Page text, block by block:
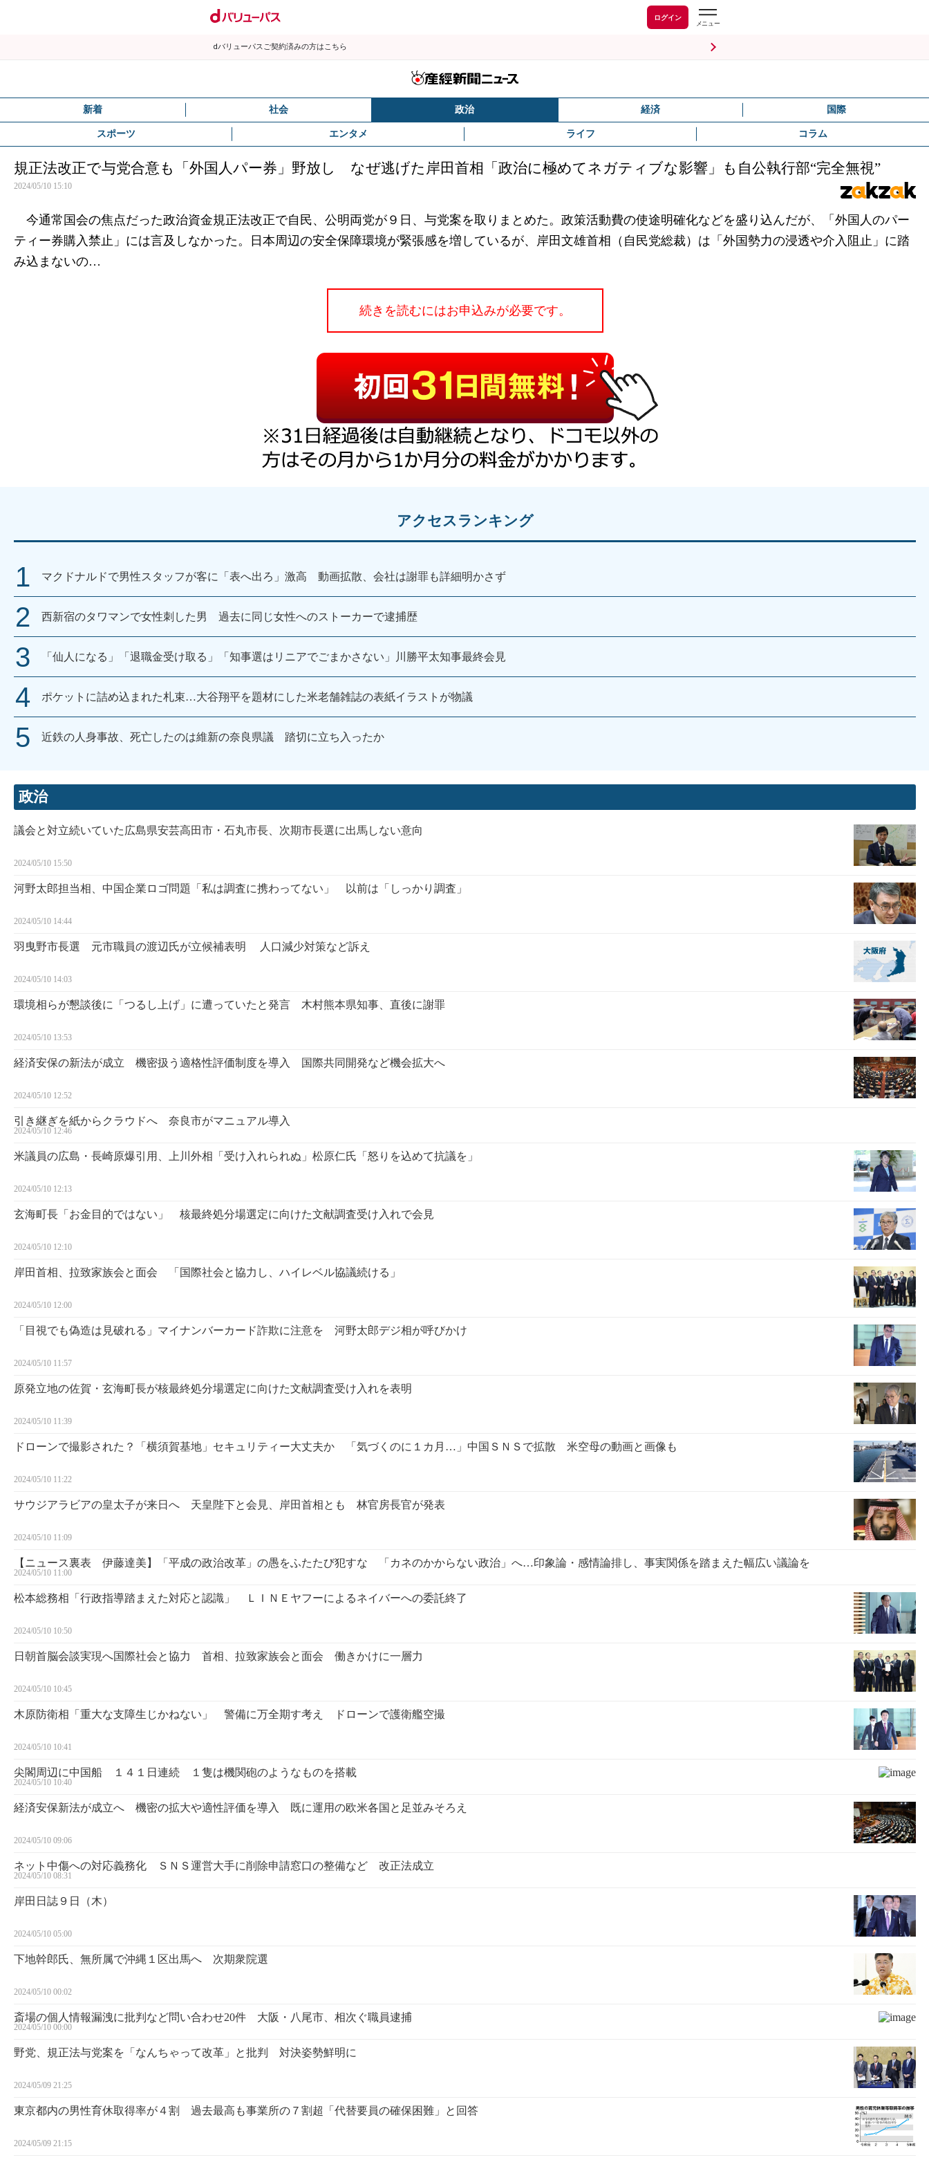
ログイン
dバリューパスご契約済みの方はこちら
新着 社会 政治 経済 国際
スポーツ エンタメ ライフ コラム
規正法改正で与党合意も「外国人パー券」野放し なぜ逃げた岸田首相「政治に極めてネガティブな影響」も自公執行部“完全無視”
2024/05/10 15:10
今通常国会の焦点だった政治資金規正法改正で自民、公明両党が９日、与党案を取りまとめた。政策活動費の使途明確化などを盛り込んだが、「外国人のパー
ティー券購入禁止」には言及しなかった。日本周辺の安全保障環境が緊張感を増しているが、岸田文雄首相（自民党総裁）は「外国勢力の浸透や介入阻止」に踏
み込まないの…
続きを読むにはお申込みが必要です。
アクセスランキング
マクドナルドで男性スタッフが客に「表へ出ろ」激高 動画拡散、会社は謝罪も詳細明かさず
西新宿のタワマンで女性刺した男 過去に同じ女性へのストーカーで逮捕歴
「仙人になる」「退職金受け取る」「知事選はリニアでごまかさない」川勝平太知事最終会見
ポケットに詰め込まれた札束…大谷翔平を題材にした米老舗雑誌の表紙イラストが物議
近鉄の人身事故、死亡したのは維新の奈良県議 踏切に立ち入ったか
政治
議会と対立続いていた広島県安芸高田市・石丸市長、次期市長選に出馬しない意向
2024/05/10 15:50
河野太郎担当相、中国企業ロゴ問題「私は調査に携わってない」 以前は「しっかり調査」
2024/05/10 14:44
羽曳野市長選 元市職員の渡辺氏が立候補表明 人口減少対策など訴え
2024/05/10 14:03
環境相らが懇談後に「つるし上げ」に遭っていたと発言 木村熊本県知事、直後に謝罪
2024/05/10 13:53
経済安保の新法が成立 機密扱う適格性評価制度を導入 国際共同開発など機会拡大へ
2024/05/10 12:52
引き継ぎを紙からクラウドへ 奈良市がマニュアル導入
2024/05/10 12:46
米議員の広島・長崎原爆引用、上川外相「受け入れられぬ」松原仁氏「怒りを込めて抗議を」
2024/05/10 12:13
玄海町長「お金目的ではない」 核最終処分場選定に向けた文献調査受け入れで会見
2024/05/10 12:10
岸田首相、拉致家族会と面会 「国際社会と協力し、ハイレベル協議続ける」
2024/05/10 12:00
「目視でも偽造は見破れる」マイナンバーカード詐欺に注意を 河野太郎デジ相が呼びかけ
2024/05/10 11:57
原発立地の佐賀・玄海町長が核最終処分場選定に向けた文献調査受け入れを表明
2024/05/10 11:39
ドローンで撮影された？「横須賀基地」セキュリティー大丈夫か 「気づくのに１カ月…」中国ＳＮＳで拡散 米空母の動画と画像も
2024/05/10 11:22
サウジアラビアの皇太子が来日へ 天皇陛下と会見、岸田首相とも 林官房長官が発表
2024/05/10 11:09
【ニュース裏表 伊藤達美】「平成の政治改革」の愚をふたたび犯すな 「カネのかからない政治」へ…印象論・感情論排し、事実関係を踏まえた幅広い議論を
2024/05/10 11:00
松本総務相「行政指導踏まえた対応と認識」 ＬＩＮＥヤフーによるネイバーへの委託終了
2024/05/10 10:50
日朝首脳会談実現へ国際社会と協力 首相、拉致家族会と面会 働きかけに一層力
2024/05/10 10:45
木原防衛相「重大な支障生じかねない」 警備に万全期す考え ドローンで護衛艦空撮
2024/05/10 10:41
尖閣周辺に中国船 １４１日連続 １隻は機関砲のようなものを搭載
2024/05/10 10:40
経済安保新法が成立へ 機密の拡大や適性評価を導入 既に運用の欧米各国と足並みそろえ
2024/05/10 09:06
ネット中傷への対応義務化 ＳＮＳ運営大手に削除申請窓口の整備など 改正法成立
2024/05/10 08:31
岸田日誌９日（木）
2024/05/10 05:00
下地幹郎氏、無所属で沖縄１区出馬へ 次期衆院選
2024/05/10 00:02
斎場の個人情報漏洩に批判など問い合わせ20件 大阪・八尾市、相次ぐ職員逮捕
2024/05/10 00:00
野党、規正法与党案を「なんちゃって改革」と批判 対決姿勢鮮明に
2024/05/09 21:25
東京都内の男性育休取得率が４割 過去最高も事業所の７割超「代替要員の確保困難」と回答
2024/05/09 21:15